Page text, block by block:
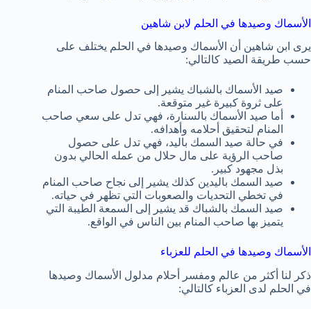
الأسماك وصيدها في الحلم لابن شاهين
يرى ابن شاهين أن الأسماك وصيدها في الحلم يختلف على
حسب طريقة الصيد كالتالي:
صيد الأسماك بالشباك يشير إلى حصول صاحب المنام
على ثروة كبيرة غير متوقعة.
أما صيد الأسماك بالسنارة، فهي تدل على سعي صاحب
المنام لتحقيق أحلامه وأهدافه.
في حالة صيد السمك باليد، فهي تدل على حصول
صاحب الرؤية على مال حلال من عمله الحالي بدون
بذل مجهود كبير.
صيد السمك باليدين كذلك يشير إلى نجاح صاحب المنام
في تخطي التحديات والصعوبات التي تظهر في حياته.
صيد السمك بالشباك قد يشير إلى السمعة الطيبة التي
يتميز بها صاحب المنام بين الناس في الواقع.
الأسماك وصيدها في الحلم للعزباء
ذكر لنا أكثر من عالم ومفسر أحلام مدلول الأسماك وصيدها
في الحلم لدى العزباء كالتالي: